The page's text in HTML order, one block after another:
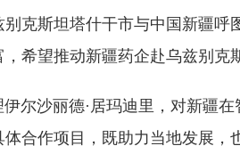
克斯坦塔什干市与中国新疆
希望推动新疆药企赴乌兹别克
尔沙丽德·居玛迪里，对新疆
合作项目，既助力当地发展，